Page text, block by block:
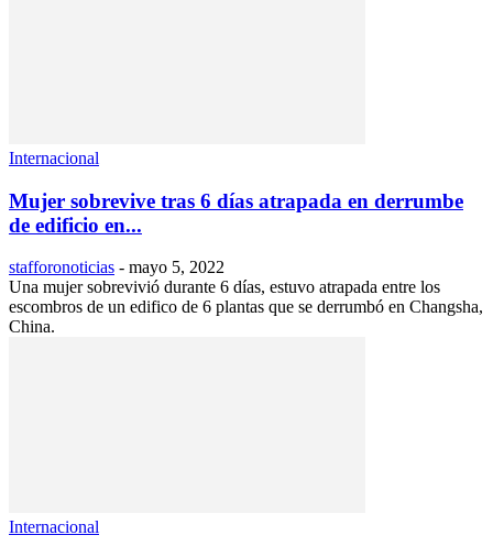
Internacional
Mujer sobrevive tras 6 días atrapada en derrumbe
de edificio en...
stafforonoticias - mayo 5, 2022
Una mujer sobrevivió durante 6 días, estuvo atrapada entre los
escombros de un edifico de 6 plantas que se derrumbó en Changsha,
China.
Internacional